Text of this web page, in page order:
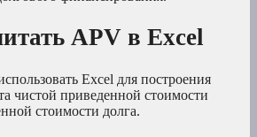
APV в Excel
Excel для построения
чистой приведенной стоимости
стоимости долга.